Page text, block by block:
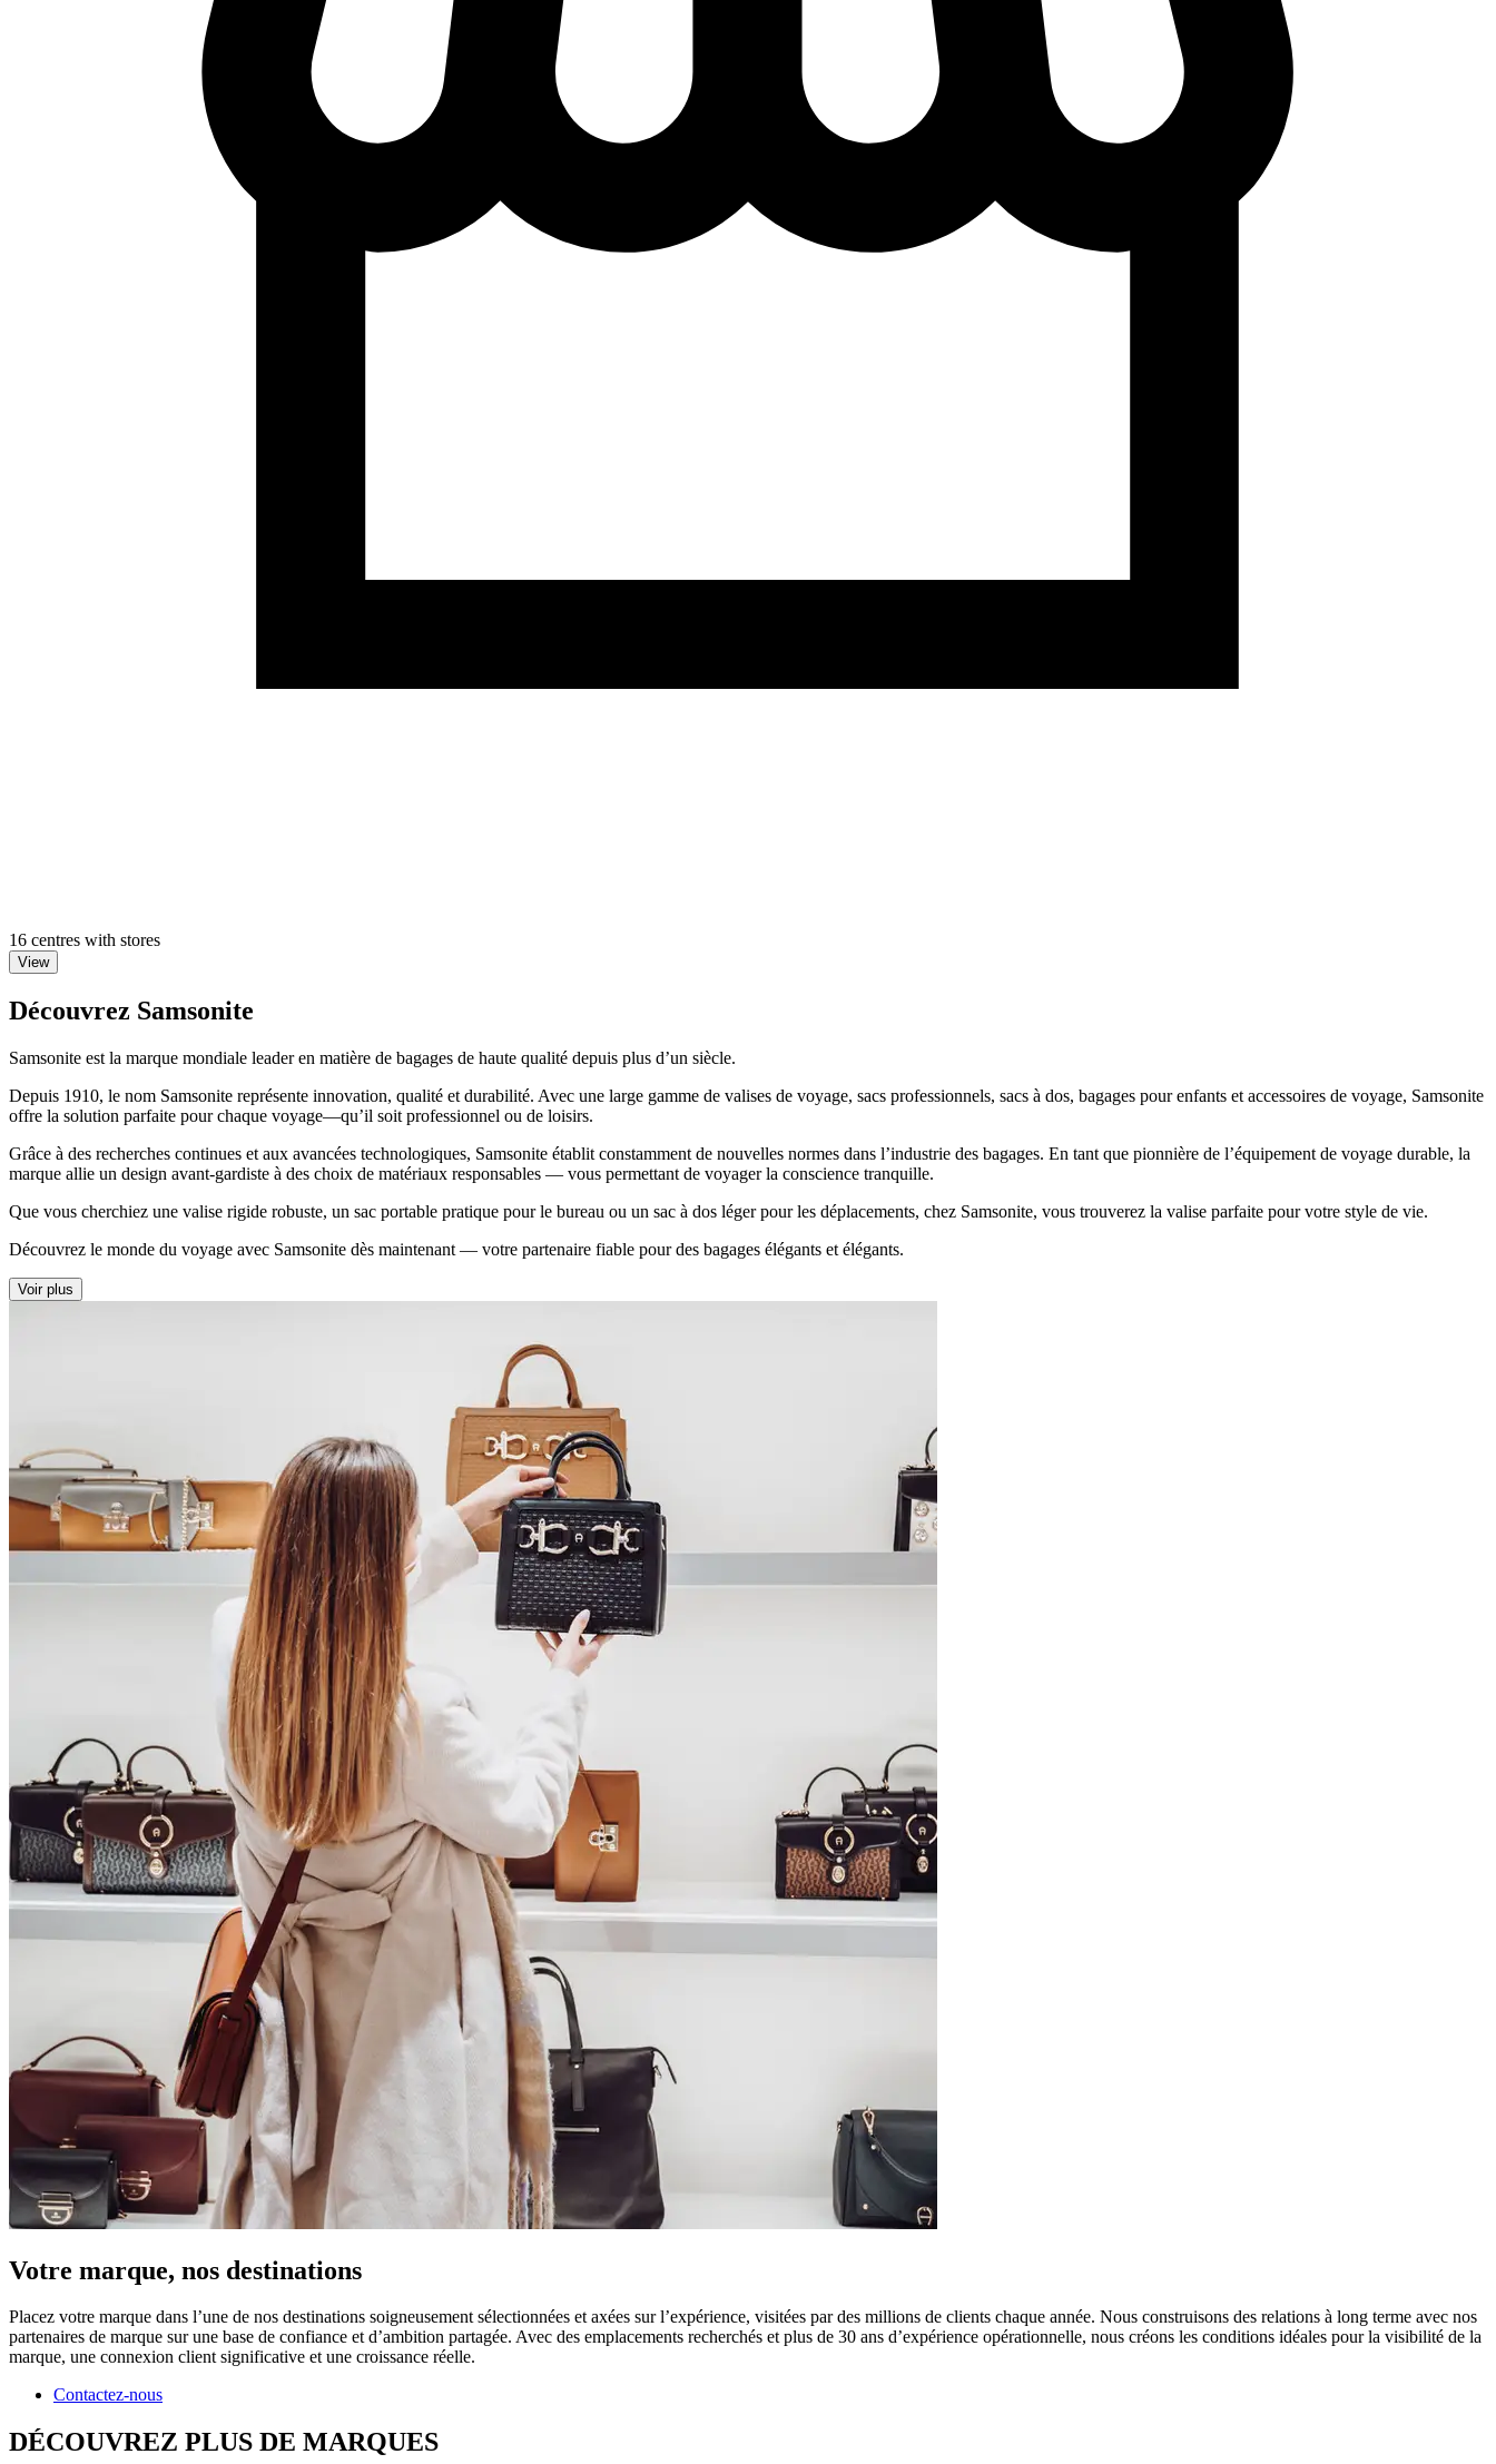
16 centres with stores
View
Découvrez Samsonite
Samsonite est la marque mondiale leader en matière de bagages de haute qualité depuis plus d’un siècle.
Depuis 1910, le nom Samsonite représente innovation, qualité et durabilité. Avec une large gamme de valises de voyage, sacs professionnels, sacs à dos, bagages pour enfants et accessoires de voyage, Samsonite
offre la solution parfaite pour chaque voyage—qu’il soit professionnel ou de loisirs.
Grâce à des recherches continues et aux avancées technologiques, Samsonite établit constamment de nouvelles normes dans l’industrie des bagages. En tant que pionnière de l’équipement de voyage durable, la
marque allie un design avant-gardiste à des choix de matériaux responsables — vous permettant de voyager la conscience tranquille.
Que vous cherchiez une valise rigide robuste, un sac portable pratique pour le bureau ou un sac à dos légerpour les déplacements, chez Samsonite, vous trouverez la valise parfaite pour votre style de vie.
Découvrez le monde du voyage avec Samsonite dès maintenant — votre partenaire fiable pour des bagages élégants et élégants.
Voir plus
Votre marque, nos destinations
Placez votre marque dans l’une de nos destinations soigneusement sélectionnées et axées sur l’expérience, visitées par des millions de clients chaque année. Nous construisons des relations à long terme avec nos
partenaires de marque sur une base de confiance et d’ambition partagée. Avec des emplacements recherchés et plus de 30 ans d’expérience opérationnelle, nous créons les conditions idéales pour la visibilité de la
marque, une connexion client significative et une croissance réelle.
Contactez-nous
DÉCOUVREZ PLUS DE MARQUES